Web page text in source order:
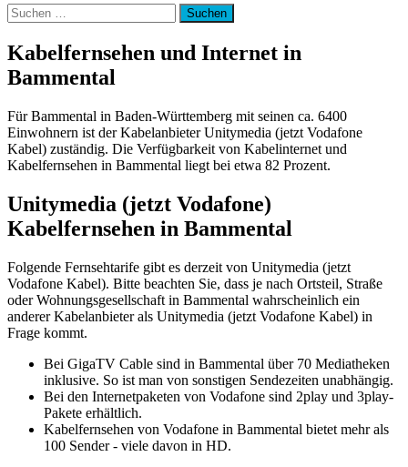
Suchen
nach:
Kabelfernsehen und Internet in
Bammental
Für Bammental in Baden-Württemberg mit seinen ca. 6400
Einwohnern ist der Kabelanbieter Unitymedia (jetzt Vodafone
Kabel) zuständig. Die Verfügbarkeit von Kabelinternet und
Kabelfernsehen in Bammental liegt bei etwa 82 Prozent.
Unitymedia (jetzt Vodafone)
Kabelfernsehen in Bammental
Folgende Fernsehtarife gibt es derzeit von Unitymedia (jetzt
Vodafone Kabel). Bitte beachten Sie, dass je nach Ortsteil, Straße
oder Wohnungsgesellschaft in Bammental wahrscheinlich ein
anderer Kabelanbieter als Unitymedia (jetzt Vodafone Kabel) in
Frage kommt.
Bei GigaTV Cable sind in Bammental über 70 Mediatheken
inklusive. So ist man von sonstigen Sendezeiten unabhängig.
Bei den Internetpaketen von Vodafone sind 2play und 3play-
Pakete erhältlich.
Kabelfernsehen von Vodafone in Bammental bietet mehr als
100 Sender - viele davon in HD.